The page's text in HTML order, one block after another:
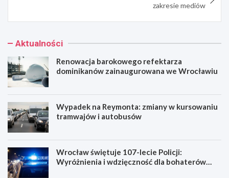
zakresie mediów
Aktualności
Renowacja barokowego refektarza
dominikanów zainaugurowana we Wrocławiu
Wypadek na Reymonta: zmiany w kursowaniu
tramwajów i autobusów
Wrocław świętuje 107-lecie Policji:
Wyróżnienia i wdzięczność dla bohaterów